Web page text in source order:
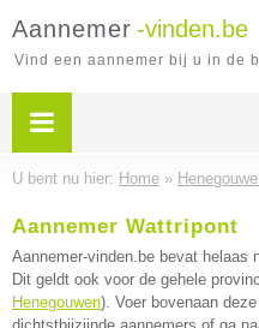
Aannemer -vinden.be
Vind een aannemer bij u in de
U bent nu hier: Home »
Aannemer Wattripont
Aannemer-vinden.be bevat helaas
Dit geldt ook voor de gehele
Henegouwen). Voer bovenaan